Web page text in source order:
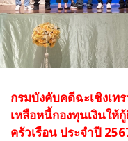
กรมบังคับคดีฉะเชิงเท
เหลือหนี้กองทุนเงินให้
ครัวเรือน ประจำปี